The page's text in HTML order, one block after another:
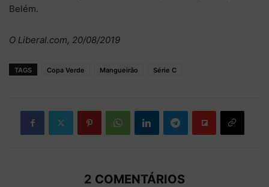
Belém.
O Liberal.com, 20/08/2019
TAGS Copa Verde Mangueirão Série C
2 COMENTÁRIOS